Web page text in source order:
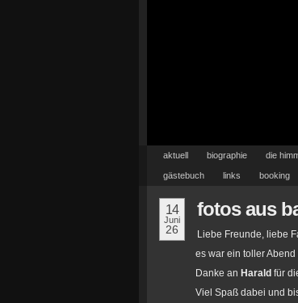
aktuell biographie die
gästebuch links booking
14
Juni
26
fotos aus
Liebe Freunde, liebe
es war ein toller Abend
Danke an Harald für
Viel Spaß dabei und